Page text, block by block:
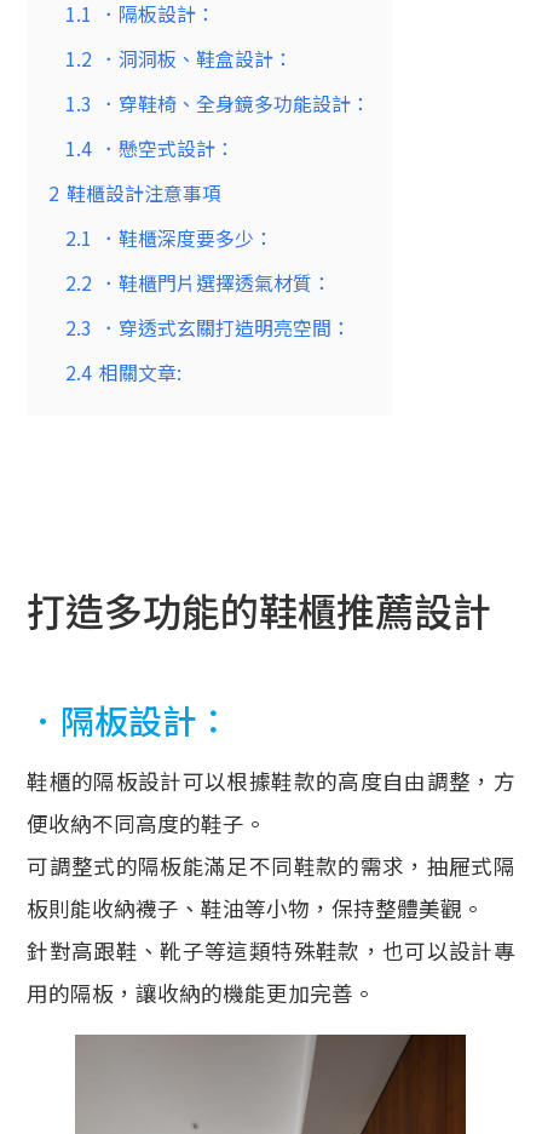
1.1
．隔板設計：
1.2 ．洞洞板、鞋盒設計：
1.3 ．穿鞋椅、全身鏡多功能設計：
1.4 ．懸空式設計：
2 鞋櫃設計注意事項
2.1
．鞋櫃深度要多少：
2.2 ．鞋櫃門片選擇透氣材質：
2.3 ．穿透式玄關打造明亮空間：
2.4 相關文章:
打造多功能的鞋櫃推薦設計
．隔板設計：
鞋櫃的隔板設計可以根據鞋款的高度自由調整，方
便收納不同高度的鞋子。
可調整式的隔板能滿足不同鞋款的需求，抽屜式隔
板則能收納襪子、鞋油等小物，保持整體美觀。
針對高跟鞋、靴子等這類特殊鞋款，也可以設計專
用的隔板，讓收納的機能更加完善。